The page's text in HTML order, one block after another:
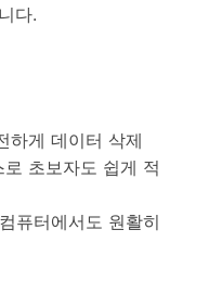
다.
하게 데이터 삭제
초보자도 쉽게 적
퓨터에서도 원활히